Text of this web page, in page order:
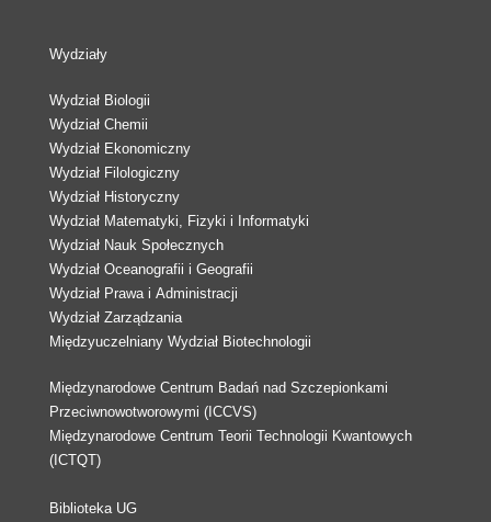
Wydziały
Wydział Biologii
Wydział Chemii
Wydział Ekonomiczny
Wydział Filologiczny
Wydział Historyczny
Wydział Matematyki, Fizyki i Informatyki
Wydział Nauk Społecznych
Wydział Oceanografii i Geografii
Wydział Prawa i Administracji
Wydział Zarządzania
Międzyuczelniany Wydział Biotechnologii
Międzynarodowe Centrum Badań nad Szczepionkami
Przeciwnowotworowymi (ICCVS)
Międzynarodowe Centrum Teorii Technologii Kwantowych
(ICTQT)
Biblioteka UG